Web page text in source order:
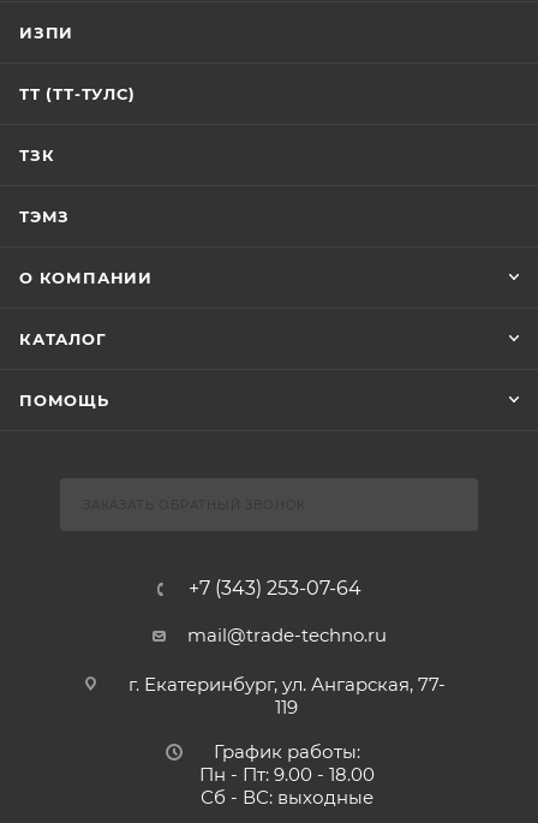
ИЗПИ
ТТ (ТТ-ТУЛС)
ТЗК
ТЭМЗ
О КОМПАНИИ
КАТАЛОГ
ПОМОЩЬ
+7 (343) 253-07-64
mail@trade-techno.ru
г. Екатеринбург, ул. Ангарская, 77-
119
График работы:
Пн - Пт: 9.00 - 18.00
Сб - ВС: выходные